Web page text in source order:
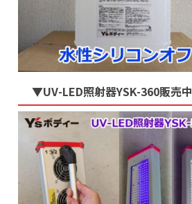
▼UV-LED照射器YSK-360販売中